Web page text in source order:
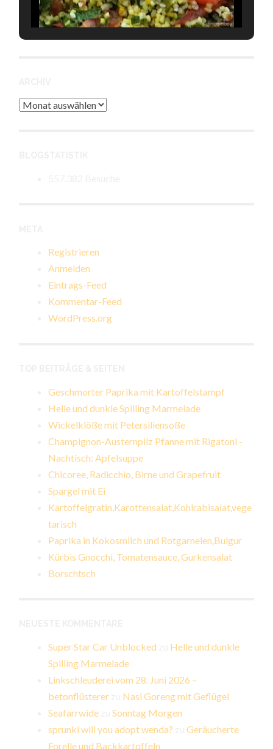
Archiv
Registrieren
Anmelden
Eintrags-Feed
Kommentar-Feed
WordPress.org
Geschmorter Paprika mit Kartoffelstampf
Helle und dunkle Spilling Marmelade
Wickelklöße mit Petersiliensoße
Champignon-Austernpilz Pfanne mit Rigatoni -
Nachtisch: Apfelsuppe
Chicoree, Radicchio, Birne und Grapefruit
Spargel mit Ei
Kartoffelgratin,Karottensalat,Kohlrabisalat,vege
tarisch
Paprika in Kokosmilch und Rotgarnelen,Bulgur
Kürbis Gnocchi, Tomatensauce, Gurkensalat
Borschtsch
Super Star Car Unblocked
Helle und dunkle
Spilling Marmelade
Linkschleuderei vom 28. Juni 2026 –
betonflüsterer
Nasi Goreng mit Geflügel
Seafarrwide zuSonntag Morgen
sprunki will you adopt wenda? zuGeräucherte
Forelle und Backkartoffeln